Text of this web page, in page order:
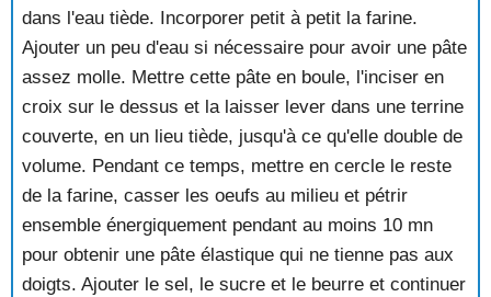
dans l'eau tiède. Incorporer petit à petit la farine.
Ajouter un peu d'eau si nécessaire pour avoir une pâte
assez molle. Mettre cette pâte en boule, l'inciser en
croix sur le dessus et la laisser lever dans une terrine
couverte, en un lieu tiède, jusqu'à ce qu'elle double de
volume. Pendant ce temps, mettre en cercle le reste
de la farine, casser les oeufs au milieu et pétrir
ensemble énergiquement pendant au moins 10 mn
pour obtenir une pâte élastique qui ne tienne pas aux
doigts. Ajouter le sel, le sucre et le beurre et continuer